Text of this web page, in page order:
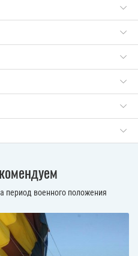
период военного положения